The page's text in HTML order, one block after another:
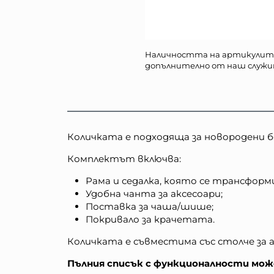
Наличността на
допълнително от наш
Количката е подходяща за новородени
Комплектът включва:
Рама и седалка, която се
Удобна чанта за аксесоари;
Поставка за чаша/шише;
Покривало за крачетата.
Количката е съвместима със столче
Пълния списък с функционалности